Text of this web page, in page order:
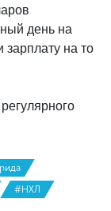
день на
зарплату на то
#НХЛ